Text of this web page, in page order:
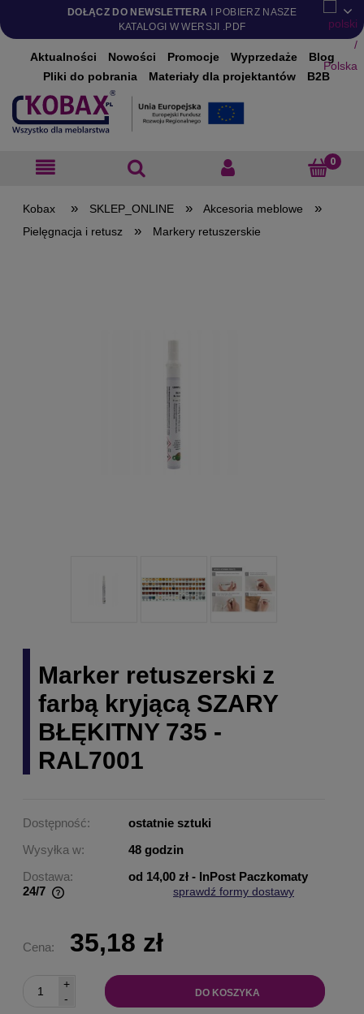
DOŁĄCZ DO NEWSLETTERA I POBIERZ NASZE
KATALOGI W WERSJI .PDF
Aktualności Nowości Promocje Wyprzedaże
Blog
Pliki do pobrania
Materiały dla projektantów B2B
» SKLEP_ONLINE » Akcesoria meblowe »
Pielęgnacja i retusz » Markery retuszerskie
Marker retuszerski z
farbą kryjącą SZARY
BŁĘKITNY 735 -
RAL7001
Dostępność:
ostatnie sztuki
Wysyłka w:
48 godzin
Dostawa:
od 14,00 zł - InPost Paczkomaty
24/7
sprawdź formy dostawy
Cena: 35,18 zł
-
+
DO KOSZYKA